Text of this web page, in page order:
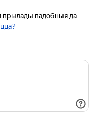
прылады падобныя да